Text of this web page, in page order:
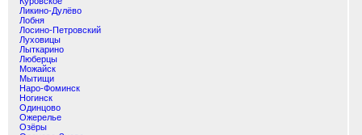
Ликино-Дулёво
Лобня
Лосино-Петровский
Луховицы
Лыткарино
Люберцы
Можайск
Мытищи
Наро-Фоминск
Ногинск
Одинцово
Ожерелье
Озёры